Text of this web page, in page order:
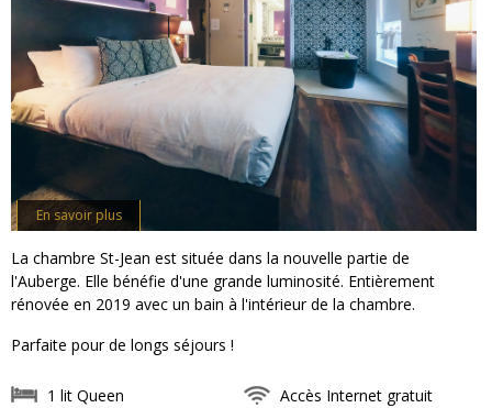
En savoir plus
La chambre St-Jean est située dans la nouvelle partie de
l'Auberge. Elle bénéfie d'une grande luminosité. Entièrement
rénovée en 2019 avec un bain à l'intérieur de la chambre.
Parfaite pour de longs séjours !
1 lit Queen
Accès Internet gratuit